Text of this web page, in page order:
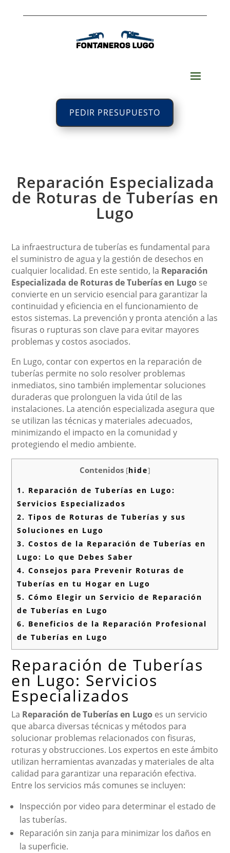
PEDIR PRESUPUESTO
Reparación Especializada
de Roturas de Tuberías en
Lugo
La infraestructura de tuberías es fundamental para
el suministro de agua y la gestión de desechos en
cualquier localidad. En este sentido, la Reparación
Especializada de Roturas de Tuberías en Lugo se
convierte en un servicio esencial para garantizar la
continuidad y eficiencia en el funcionamiento de
estos sistemas. La prevención y pronta atención a las
fisuras o rupturas son clave para evitar mayores
problemas y costos asociados.
En Lugo, contar con expertos en la reparación de
tuberías permite no solo resolver problemas
inmediatos, sino también implementar soluciones
duraderas que prolonguen la vida útil de las
instalaciones. La atención especializada asegura que
se utilizan las técnicas y materiales adecuados,
minimizando el impacto en la comunidad y
protegiendo el medio ambiente.
Contenidos [hide]
1. Reparación de Tuberías en Lugo:
Servicios Especializados
2. Tipos de Roturas de Tuberías y sus
Soluciones en Lugo
3. Costos de la Reparación de Tuberías en
Lugo: Lo que Debes Saber
4. Consejos para Prevenir Roturas de
Tuberías en tu Hogar en Lugo
5. Cómo Elegir un Servicio de Reparación
de Tuberías en Lugo
6. Beneficios de la Reparación Profesional
de Tuberías en Lugo
Reparación de Tuberías
en Lugo: Servicios
Especializados
La Reparación de Tuberías en Lugo es un servicio
que abarca diversas técnicas y métodos para
solucionar problemas relacionados con fisuras,
roturas y obstrucciones. Los expertos en este ámbito
utilizan herramientas avanzadas y materiales de alta
calidad para garantizar una reparación efectiva.
Entre los servicios más comunes se incluyen:
Inspección por video para determinar el estado de
las tuberías.
Reparación sin zanja para minimizar los daños en
la superficie.